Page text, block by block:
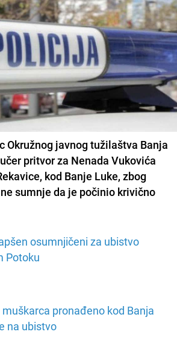
Okružnog javnog tužilaštva Banja
pritvor za Nenada Vukovića
kod Banje Luke, zbog
sumnje da je počinio krivično
osumnjičeni za ubistvo
Potoku
pronađeno kod Banja
na ubistvo